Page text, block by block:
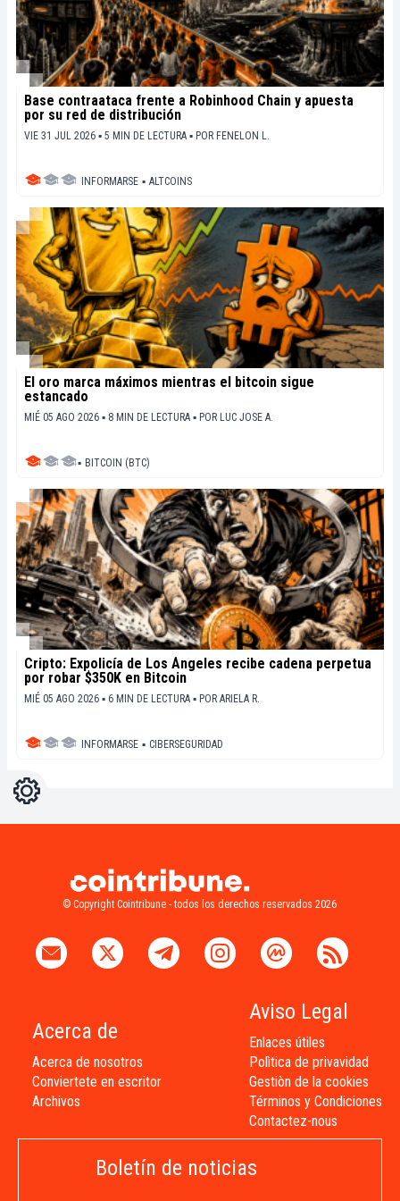
Base contraataca frente a Robinhood Chain y apuesta
por su red de distribución
VIE 31 JUL 2026 ▪ 5 MIN DE LECTURA ▪ POR FENELON L.
INFORMARSE ▪ ALTCOINS
El oro marca máximos mientras el bitcoin sigue
estancado
MIÉ 05 AGO 2026 ▪ 8 MIN DE LECTURA ▪ POR LUC JOSE A.
▪ BITCOIN (BTC)
Cripto: Expolicía de Los Ángeles recibe cadena perpetua
por robar $350K en Bitcoin
MIÉ 05 AGO 2026 ▪ 6 MIN DE LECTURA ▪ POR ARIELA R.
INFORMARSE ▪ CIBERSEGURIDAD
Ajustes
© Copyright Cointribune - todos los derechos reservados 2026
Acerca de
Acerca de nosotros
Conviertete en escritor
Archivos
Aviso Legal
Enlaces útiles
Polìtica de privavidad
Gestiòn de la cookies
Términos y Condiciones
Contactez-nous
Boletín de noticias